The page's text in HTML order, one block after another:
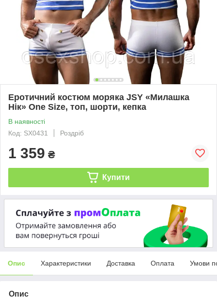
Еротичний костюм моряка JSY «Милашка
Нік» One Size, топ, шорти, кепка
В наявності
Код: SX0431
Роздріб
1 359 ₴
Купити
Опис Характеристики Доставка Оплата Умови
Опис